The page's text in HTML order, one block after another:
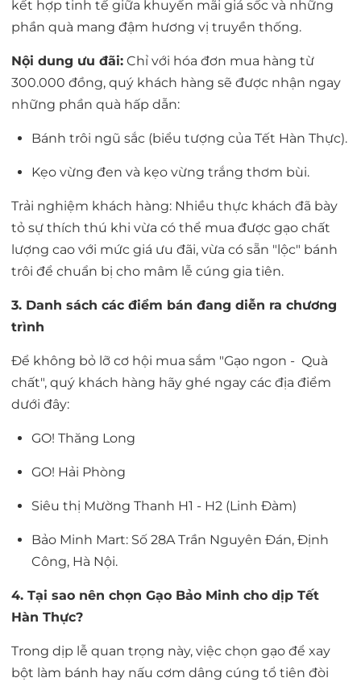
kết hợp tinh tế giữa khuyến mãi giá sốc và những
phần quà mang đậm hương vị truyền thống.
Nội dung ưu đãi: Chỉ với hóa đơn mua hàng từ
300.000 đồng, quý khách hàng sẽ được nhận ngay
những phần quà hấp dẫn:
Bánh trôi ngũ sắc (biểu tượng của Tết Hàn Thực).
Kẹo vừng đen và kẹo vừng trắng thơm bùi.
Trải nghiệm khách hàng: Nhiều thực khách đã bày
tỏ sự thích thú khi vừa có thể mua được gạo chất
lượng cao với mức giá ưu đãi, vừa có sẵn "lộc" bánh
trôi để chuẩn bị cho mâm lễ cúng gia tiên.
3. Danh sách các điểm bán đang diễn ra chương
trình
Để không bỏ lỡ cơ hội mua sắm "Gạo ngon - Quà
chất", quý khách hàng hãy ghé ngay các địa điểm
dưới đây:
GO! Thăng Long
GO! Hải Phòng
Siêu thị Mường Thanh H1 - H2 (Linh Đàm)
Bảo Minh Mart: Số 28A Trần Nguyên Đán, Định
Công, Hà Nội.
4. Tại sao nên chọn Gạo Bảo Minh cho dịp Tết
Hàn Thực?
Trong dịp lễ quan trọng này, việc chọn gạo để xay
bột làm bánh hay nấu cơm dâng cúng tổ tiên đòi